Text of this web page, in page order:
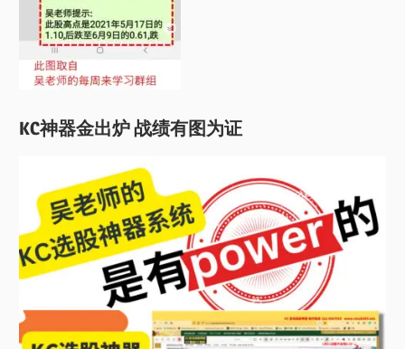
KC神器金出炉 战绩有图为证